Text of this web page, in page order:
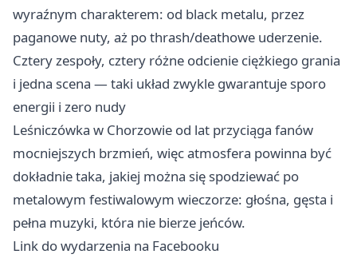
wyraźnym charakterem: od black metalu, przez
paganowe nuty, aż po thrash/deathowe uderzenie.
Cztery zespoły, cztery różne odcienie ciężkiego grania
i jedna scena — taki układ zwykle gwarantuje sporo
energii i zero nudy
Leśniczówka w Chorzowie od lat przyciąga fanów
mocniejszych brzmień, więc atmosfera powinna być
dokładnie taka, jakiej można się spodziewać po
metalowym festiwalowym wieczorze: głośna, gęsta i
pełna muzyki, która nie bierze jeńców.
Link do wydarzenia na Facebooku